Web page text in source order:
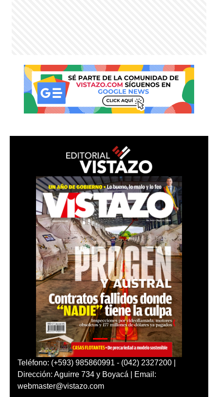
Teléfono: (+593) 985860991 - (042) 2327200 |
Dirección: Aguirre 734 y Boyacá | Email:
webmaster@vistazo.com